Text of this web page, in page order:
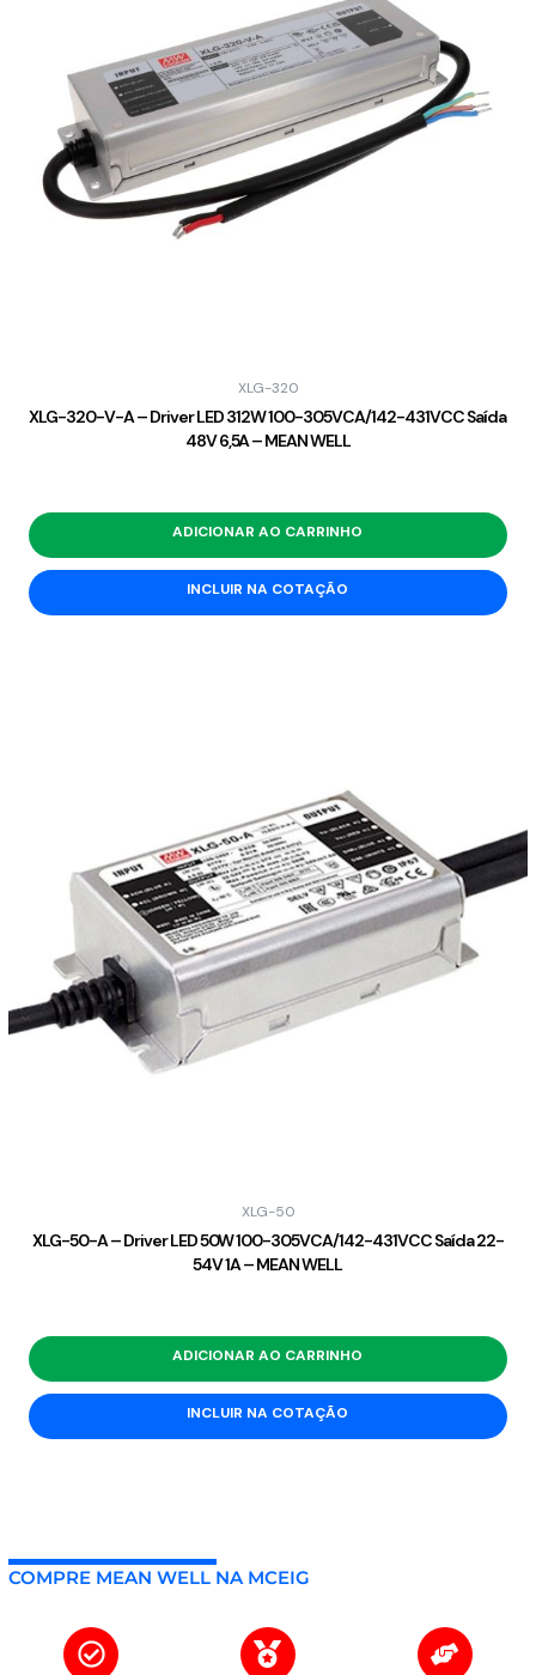
XLG-320
XLG-320-V-A – Driver LED 312W 100-305VCA/142-431VCC Saída
48V 6,5A – MEAN WELL
ADICIONAR AO CARRINHO
INCLUIR NA COTAÇÃO
XLG-50
XLG-50-A – Driver LED 50W 100-305VCA/142-431VCC Saída 22-
54V 1A – MEAN WELL
ADICIONAR AO CARRINHO
INCLUIR NA COTAÇÃO
COMPRE MEAN WELL NA MCEIG